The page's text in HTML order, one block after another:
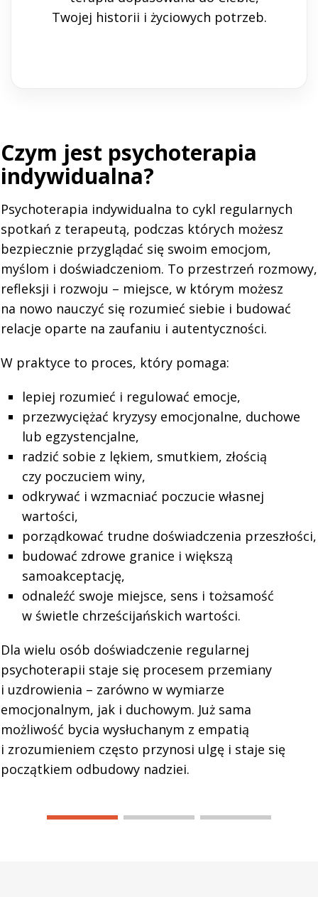
Twojej historii i życiowych potrzeb.
Czym jest psychoterapia
indywidualna?
Psychoterapia indywidualna to cykl regularnych
spotkań z terapeutą, podczas których możesz
bezpiecznie przyglądać się swoim emocjom,
myślom i doświadczeniom. To przestrzeń rozmowy,
refleksji i rozwoju – miejsce, w którym możesz
na nowo nauczyć się rozumieć siebie i budować
relacje oparte na zaufaniu i autentyczności.
W praktyce to proces, który pomaga:
lepiej rozumieć i regulować emocje,
przezwyciężać kryzysy emocjonalne, duchowe
lub egzystencjalne,
radzić sobie z lękiem, smutkiem, złością
czy poczuciem winy,
odkrywać i wzmacniać poczucie własnej
wartości,
porządkować trudne doświadczenia przeszłości,
budować zdrowe granice i większą
samoakceptację,
odnaleźć swoje miejsce, sens i tożsamość
w świetle chrześcijańskich wartości.
Dla wielu osób doświadczenie regularnej
psychoterapii staje się procesem przemiany
i uzdrowienia – zarówno w wymiarze
emocjonalnym, jak i duchowym. Już sama
możliwość bycia wysłuchanym z empatią
i zrozumieniem często przynosi ulgę i staje się
początkiem odbudowy nadziei.